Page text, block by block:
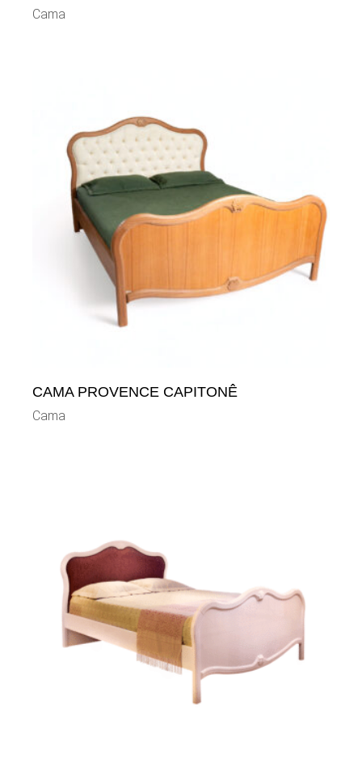
Cama
CAMA PROVENCE CAPITONÊ
Cama